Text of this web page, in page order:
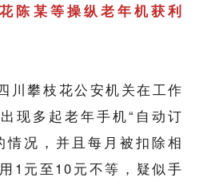
陈某等操纵老年机获利
川攀枝花公安机关在工作
现多起老年手机“自动订
情况，并且每月被扣除相
1元至10元不等，疑似手